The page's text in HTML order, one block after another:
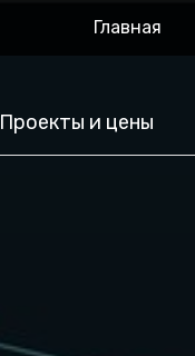
Проекты и цены
Главная